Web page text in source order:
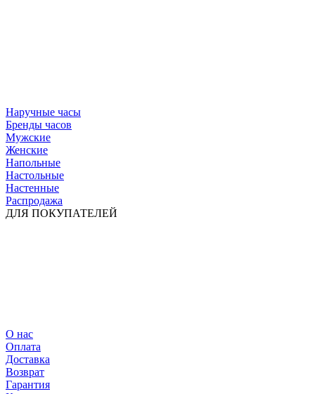
Наручные часы
Бренды часов
Мужские
Женские
Напольные
Настольные
Настенные
Распродажа
ДЛЯ ПОКУПАТЕЛЕЙ
О нас
Оплата
Доставка
Возврат
Гарантия